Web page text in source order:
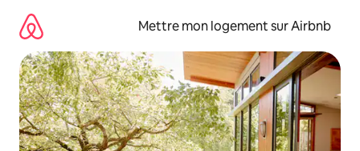
directement
contenu
Mettre mon logement sur Airbnb